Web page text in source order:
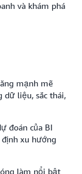
và khám phá
mạnh mẽ
dữ liệu, sắc thái,
đoán của BI
xu hướng
làm nổi bật